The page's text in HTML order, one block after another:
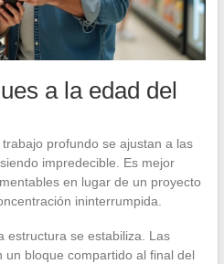
a la edad del
profundo se ajustan a las
impredecible. Es mejor
en lugar de un proyecto
ininterrumpida.
estructura se estabiliza. Las
bloque compartido al final del